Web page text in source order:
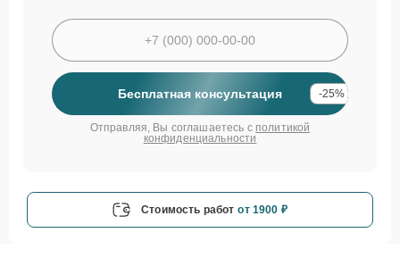
Бесплатная консультация -25%
Отправляя, Вы соглашаетесь с политикой
конфиденциальности
Стоимость работ от 1900 ₽